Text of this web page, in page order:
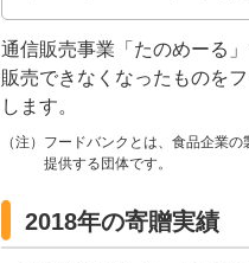
通信販売事業「たのめーる
販売できなくなったものを
します。
（注）フードバンクとは、食品企業
提供する団体です。
2018年の寄贈実績